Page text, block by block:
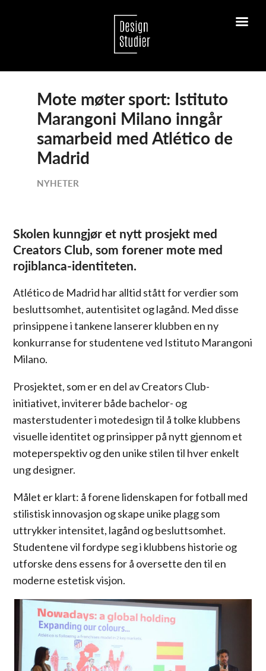
Mote møter sport: Istituto
Marangoni Milano inngår
samarbeid med Atlético de
Madrid
NYHETER
Skolen kunngjør et nytt prosjekt med
Creators Club, som forener mote med
rojiblanca-identiteten.
Atlético de Madrid har alltid stått for verdier som
besluttsomhet, autentisitet og lagånd. Med disse
prinsippene i tankene lanserer klubben en ny
konkurranse for studentene ved Istituto Marangoni
Milano.
Prosjektet, som er en del av Creators Club-
initiativet, inviterer både bachelor- og
masterstudenter i motedesign til å tolke klubbens
visuelle identitet og prinsipper på nytt gjennom et
moteperspektiv og den unike stilen til hver enkelt
ung designer.
Målet er klart: å forene lidenskapen for fotball med
stilistisk innovasjon og skape unike plagg som
uttrykker intensitet, lagånd og besluttsomhet.
Studentene vil fordype seg i klubbens historie og
utforske dens essens for å oversette den til en
moderne estetisk visjon.